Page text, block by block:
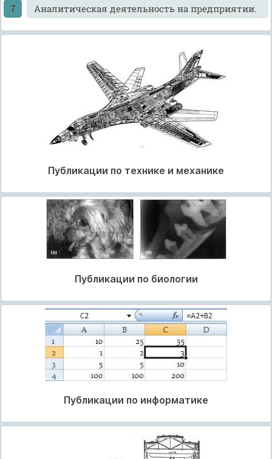
Аналитическая деятельность на предприятии.
Публикации по технике и механике
Публикации по биологии
Публикации по информатике